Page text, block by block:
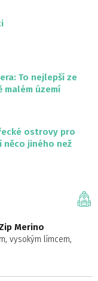
To nejlepší ze
malém území
ostrovy pro
jiného než
Merino
vysokým límcem,